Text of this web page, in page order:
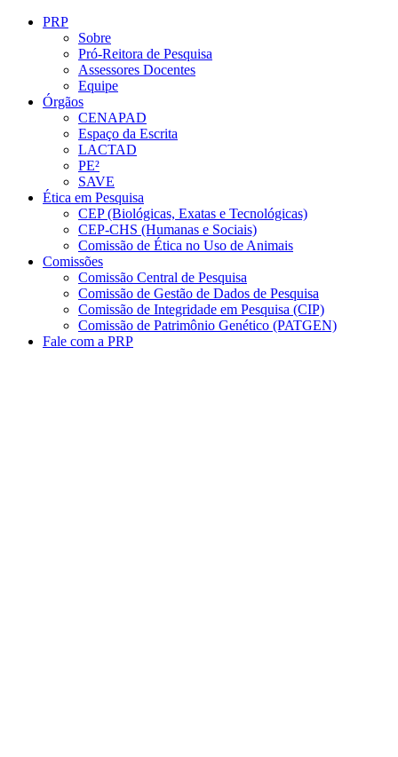
Conteúdo principal
PRP
Sobre
Pró-Reitora de Pesquisa
Assessores Docentes
Equipe
Órgãos
CENAPAD
Espaço da Escrita
LACTAD
PE²
SAVE
Ética em Pesquisa
CEP (Biológicas, Exatas e Tecnológicas)
CEP-CHS (Humanas e Sociais)
Comissão de Ética no Uso de Animais
Comissões
Comissão Central de Pesquisa
Comissão de Gestão de Dados de Pesquisa
Comissão de Integridade em Pesquisa (CIP)
Comissão de Patrimônio Genético (PATGEN)
Fale com a PRP